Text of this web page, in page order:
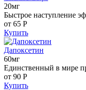
20мг
Быстрое наступление
от 65 Р
Купить
Дапоксетин
60мг
Единственный в мире
от 90 Р
Купить